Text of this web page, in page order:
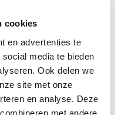
cookies
en advertenties te
media te bieden
Ook delen we
site met onze
en analyse. Deze
met andere
Noord-
Anna Groentjes op
Trotse eigenaren
en het interieur van
meer van elkaar dan de
we de zoektocht naar